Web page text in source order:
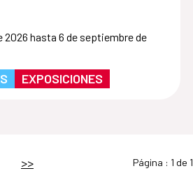
2026 hasta 6 de septiembre de
EXPOSICIONES
>> Página : 1 de 1